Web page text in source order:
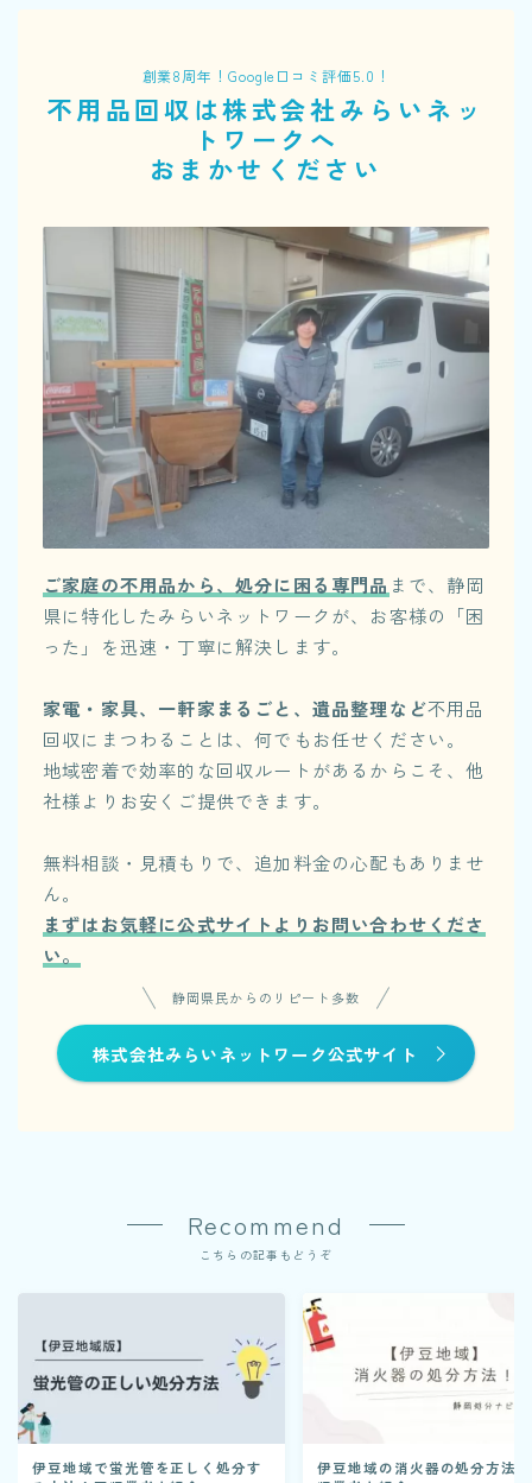
創業8周年！Google口コミ評価5.0！
不用品回収は株式会社みらいネッ
トワークへ
おまかせください
ご家庭の不用品から、処分に困る専門品 まで、静岡
県に特化したみらいネットワークが、お客様の「困
った」を迅速・丁寧に解決します。
家電・家具、一軒家まるごと、遺品整理など不用品
回収にまつわることは、何でもお任せください。
地域密着で効率的な回収ルートがあるからこそ、他
社様よりお安くご提供できます。
無料相談・見積もりで、追加料金の心配もありませ
ん。
まずはお気軽に公式サイトよりお問い合わせくださ
い。
静岡県民からのリピート多数
株式会社みらいネットワーク公式サイト
Recommend
こちらの記事もどうぞ
伊豆地域で蛍光管を正しく処分す
伊豆地域の消火器の処分方法